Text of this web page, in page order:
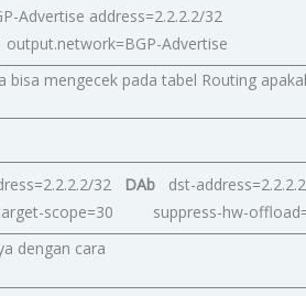
Advertise address=2.2.2.2/32
Advertise
bisa mengecek pada tabel Routing
32 DAb dst-
target-scope=30 suppress-hw-
dengan cara